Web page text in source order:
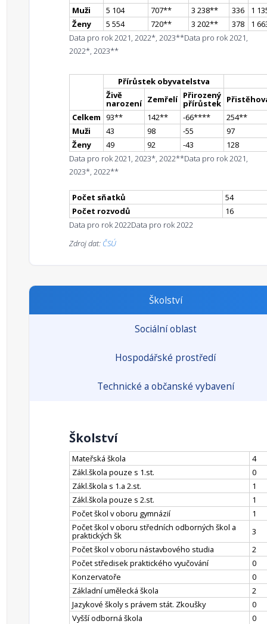
Muži
5 104 707** 3 238** 336
1
Ženy
5 554 720** 3 202** 378
1
Data pro rok 2021, 2022*, 2023**Data pro rok 2021,
2022*, 2023**
Přírůstek obyvatelstva
Živě
narození Zemřelí Přirozený
přírůstek
Celkem 93** 142** -66**** 254**
Muži
43 98 -55
97
Ženy
49 92 -43
128
Data pro rok 2021, 2023*, 2022**Data pro rok 2021,
2023*, 2022**
Počet sňatků
54
Počet rozvodů
16
Data pro rok 2022Data pro rok 2022
Zdroj dat: ČSÚ
Školství
Sociální oblast
Hospodářské prostředí
Technické a občanské vybavení
Školství
Mateřská škola
4
Zákl.škola pouze s 1.st.
0
Zákl.škola s 1.a 2.st.
1
Zákl.škola pouze s 2.st.
1
Počet škol v oboru gymnázií
1
Počet škol v oboru středních odborných škol a
praktických šk
3
Počet škol v oboru nástavbového studia
2
Počet středisek praktického vyučování
0
Konzervatoře
0
Základní umělecká škola
2
Jazykové školy s právem stát. Zkoušky
0
Vyšší odborná škola
0